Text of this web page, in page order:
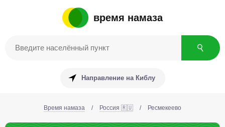
время намаза
Направление на Киблу
Время намаза / Россия 🇷🇺 / Ресмекеево